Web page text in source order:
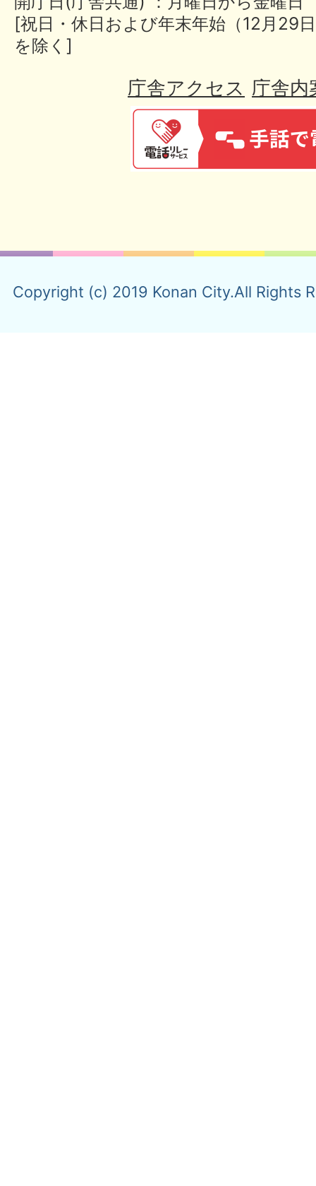
[祝日・休日および年末年始（12月29
を除く]
庁舎アクセス 庁舎内
Copyright (c) 2019 Konan City.All Rights